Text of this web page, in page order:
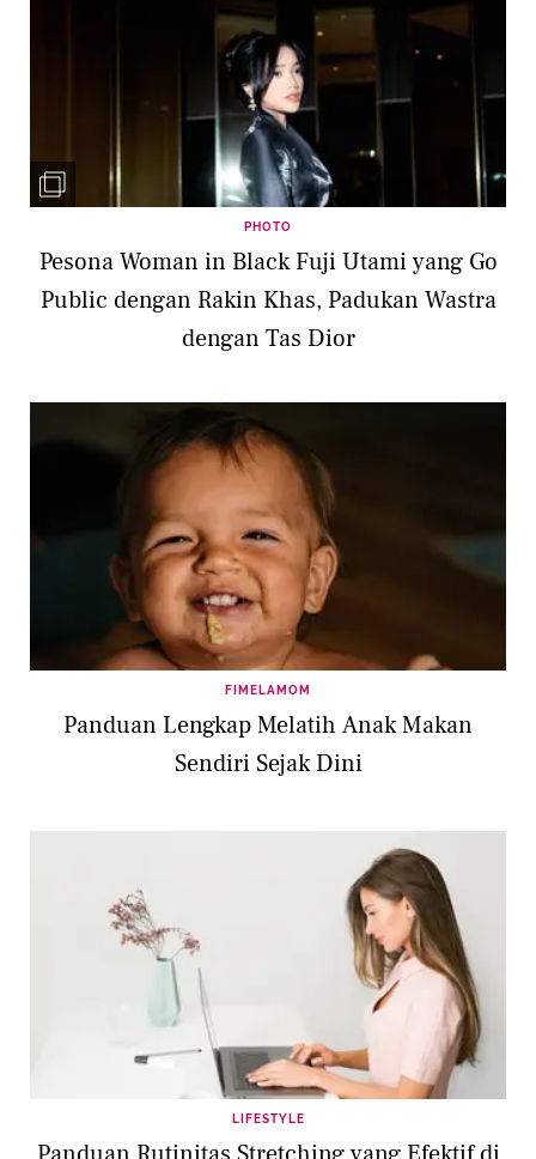
PHOTO
Pesona Woman in Black Fuji Utami yang Go
Public dengan Rakin Khas, Padukan Wastra
dengan Tas Dior
FIMELAMOM
Panduan Lengkap Melatih Anak Makan
Sendiri Sejak Dini
LIFESTYLE